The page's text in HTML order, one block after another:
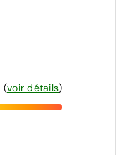
(voir détails)